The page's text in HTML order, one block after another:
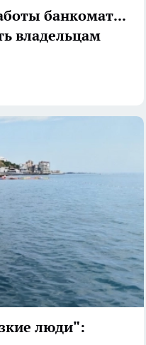
банкоматов
владельцам
люди":